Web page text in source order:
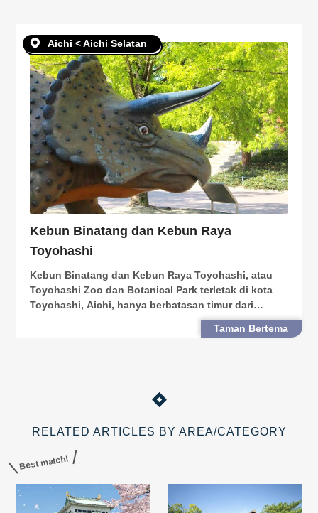
Aichi < Aichi Selatan
Kebun Binatang dan Kebun Raya
Toyohashi
Kebun Binatang dan Kebun Raya Toyohashi, atau
Toyohashi Zoo dan Botanical Park terletak di kota
Toyohashi, Aichi, hanya berbatasan timur dari
prefektur Shizuoka. Dikenal sebagai “Nonhoi Park”
oleh penduduk setempat, Kebun Binatang dan
Taman Bertema
RELATED ARTICLES BY AREA/CATEGORY
Best match!